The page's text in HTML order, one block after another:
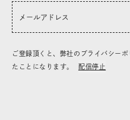
ご登録頂くと、弊社のプライバシー
たことになります。
配信停止